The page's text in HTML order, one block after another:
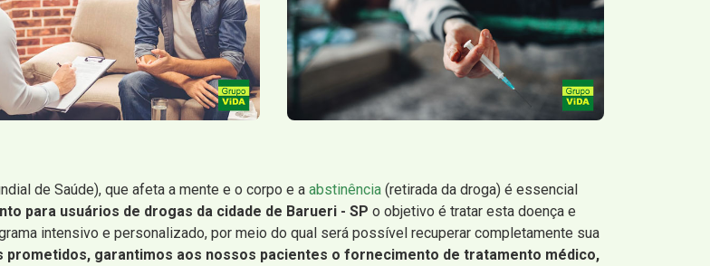
de Saúde), que afeta a mente e o corpo e a abstinência (retirada da droga) é essencial
para usuários de drogas da cidade de Barueri - SP o objetivo é tratar esta doença e
intensivo e personalizado, por meio do qual será possível recuperar completamente sua
prometidos, garantimos aos nossos pacientes o fornecimento de tratamento médico,